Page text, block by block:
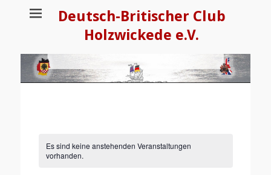
Deutsch-Britischer Club
Holzwickede e.V.
Es sind keine anstehenden Veranstaltungen
vorhanden.